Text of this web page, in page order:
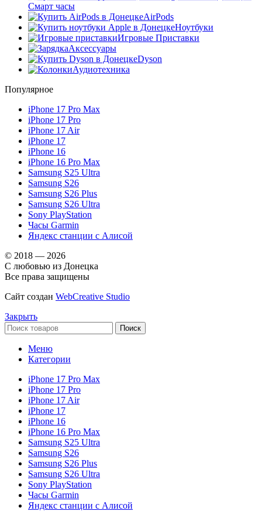
Смарт часы
AirPods
Ноутбуки
Игровые Приставки
Аксессуары
Dyson
Аудиотехника
Популярное
iPhone 17 Pro Max
iPhone 17 Pro
iPhone 17 Air
iPhone 17
iPhone 16
iPhone 16 Pro Max
Samsung S25 Ultra
Samsung S26
Samsung S26 Plus
Samsung S26 Ultra
Sony PlayStation
Часы Garmin
Яндекс станции с Алисой
© 2018 — 2026
С любовью из Донецка
Все права защищены
Сайт создан WebCreative Studio
Закрыть
Поиск
Меню
Категории
iPhone 17 Pro Max
iPhone 17 Pro
iPhone 17 Air
iPhone 17
iPhone 16
iPhone 16 Pro Max
Samsung S25 Ultra
Samsung S26
Samsung S26 Plus
Samsung S26 Ultra
Sony PlayStation
Часы Garmin
Яндекс станции с Алисой